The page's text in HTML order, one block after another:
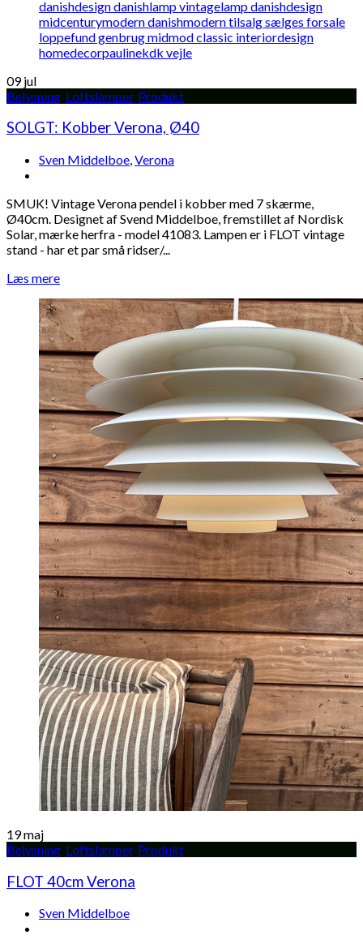
09jul
Belysning Loftslamper, Produkt
SOLGT: Kobber Verona, Ø40
Sven Middelboe,Verona
SMUK! Vintage Verona pendel i kobber med 7 skærme,
Ø40cm. Designet af Svend Middelboe, fremstillet af Nordisk
Solar, mærke herfra - model 41083. Lampen er i FLOT vintage
stand - har et par små ridser/...
Læs mere
19maj
Belysning Loftslamper, Produkt
FLOT 40cm Verona
Sven Middelboe